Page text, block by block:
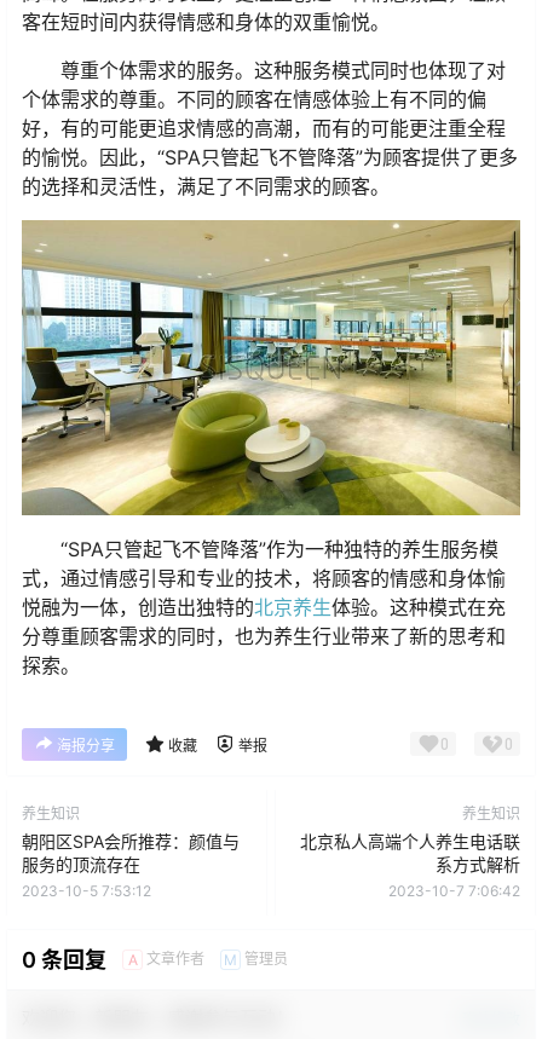
客在短时间内获得情感和身体的双重愉悦。
尊重个体需求的服务。这种服务模式同时也体现了对
个体需求的尊重。不同的顾客在情感体验上有不同的偏
好，有的可能更追求情感的高潮，而有的可能更注重全程
的愉悦。因此，“SPA只管起飞不管降落”为顾客提供了更多
的选择和灵活性，满足了不同需求的顾客。
“SPA只管起飞不管降落”作为一种独特的养生服务模
式，通过情感引导和专业的技术，将顾客的情感和身体愉
悦融为一体，创造出独特的北京养生体验。这种模式在充
分尊重顾客需求的同时，也为养生行业带来了新的思考和
探索。
海报分享 收藏 举报 0 0
养生知识
朝阳区SPA会所推荐：颜值与
服务的顶流存在
2023-10-5 7:53:12
养生知识
北京私人高端个人养生电话联
系方式解析
2023-10-7 7:06:42
0 条回复 A 文章作者 M 管理员